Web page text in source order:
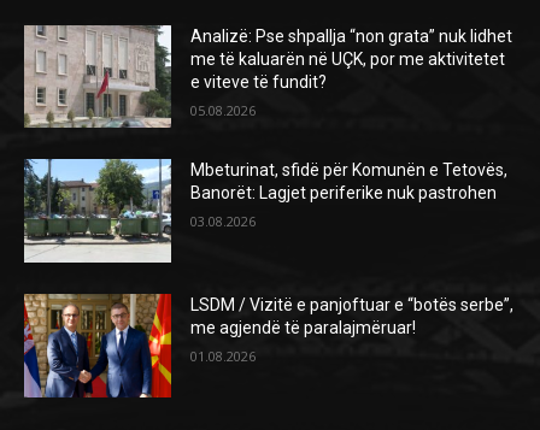
Analizë: Pse shpallja “non grata” nuk lidhet
me të kaluarën në UÇK, por me aktivitetet
e viteve të fundit?
05.08.2026
Mbeturinat, sfidë për Komunën e Tetovës,
Banorët: Lagjet periferike nuk pastrohen
03.08.2026
LSDM / Vizitë e panjoftuar e “botës serbe”,
me agjendë të paralajmëruar!
01.08.2026